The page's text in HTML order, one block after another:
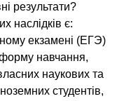
результати?
наслідків є:
екзамені (ЕГЭ)
навчання,
наукових та
студентів,